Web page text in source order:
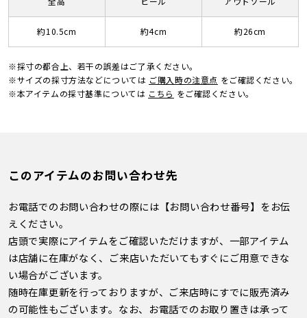
約10.5cm 約4cm 約26cm
※採寸の都合上、若干の誤差はご了承ください。
※サイズの採寸方法などについては ご購入時の注意点 をご確認ください。
※本アイテムの採寸基準については こちら をご確認ください。
このアイテムのお問い合わせ先
お電話でのお問い合わせの際には【お問い合わせ番号】をお伝
えください。
店頭で実際にアイテムをご確認いただけますが、一部アイテム
は店舗に在庫がなく、ご来店いただいてもすぐにご用意できな
い場合がございます。
随時在庫更新を行っておりますが、ご来店時にすでに販売済み
の可能性もございます。なお、お電話でのお取り置きは承って